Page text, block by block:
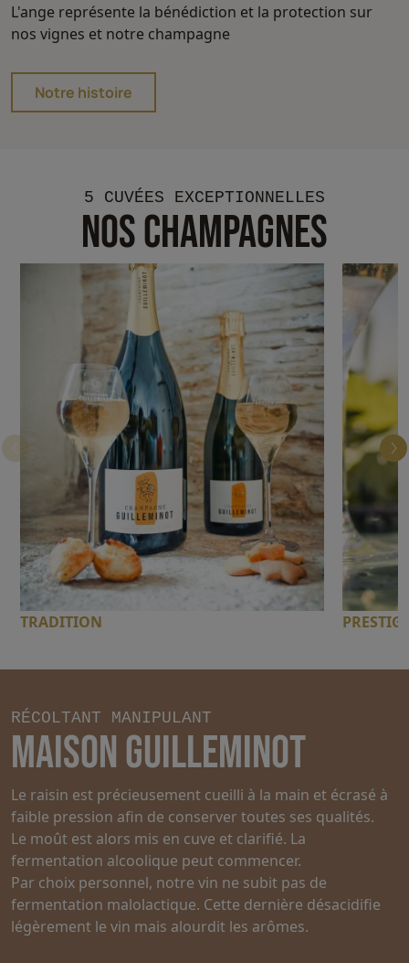
L'ange représente la bénédiction et la protection sur
nos vignes et notre champagne
Notre histoire
5 CUVÉES EXCEPTIONNELLES
NOS CHAMPAGNES
TRADITION
RÉCOLTANT MANIPULANT
MAISON GUILLEMINOT
Le raisin est précieusement cueilli à la main et écrasé à
faible pression afin de conserver toutes ses qualités.
Le moût est alors mis en cuve et clarifié. La
fermentation alcoolique peut commencer.
Par choix personnel, notre vin ne subit pas de
fermentation malolactique. Cette dernière désacidifie
légèrement le vin mais alourdit les arômes.